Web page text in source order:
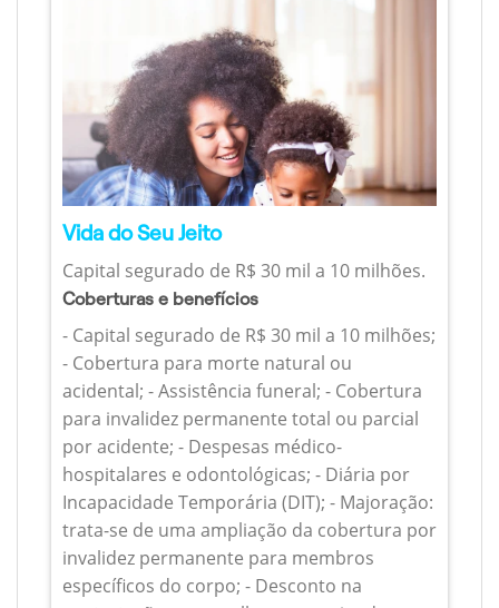
Vida do Seu Jeito
Capital segurado de R$ 30 mil a 10 milhões.
Coberturas e benefícios
- Capital segurado de R$ 30 mil a 10 milhões;
- Cobertura para morte natural ou
acidental; - Assistência funeral; - Cobertura
para invalidez permanente total ou parcial
por acidente; - Despesas médico-
hospitalares e odontológicas; - Diária por
Incapacidade Temporária (DIT); - Majoração:
trata-se de uma ampliação da cobertura por
invalidez permanente para membros
específicos do corpo; - Desconto na